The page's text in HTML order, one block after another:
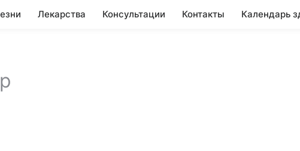
Лекарства Консультации Контакты Календарь